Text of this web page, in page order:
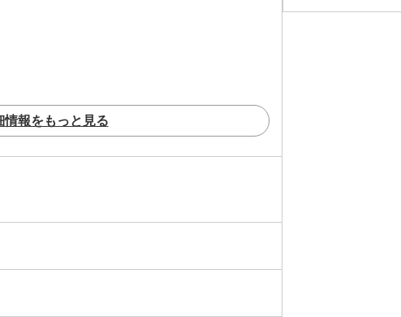
情報をもっと見る